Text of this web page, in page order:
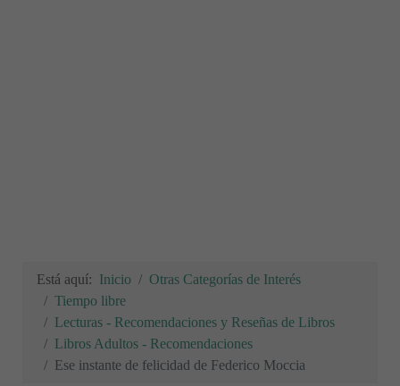
Está aquí: Inicio
Otras Categorías de Interés
Tiempo libre
Lecturas - Recomendaciones y Reseñas de Libros
Libros Adultos - Recomendaciones
Ese instante de felicidad de Federico Moccia